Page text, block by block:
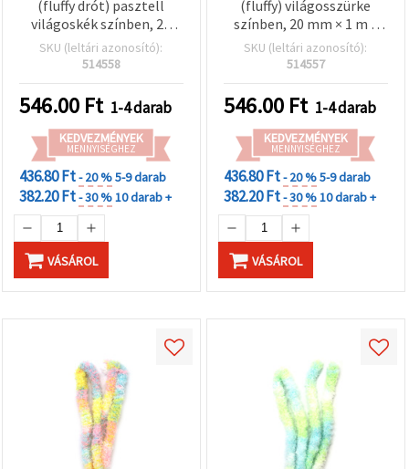
(fluffy drót) pasztell
világoskék színben, 20
mm × 1 m – dekorációhoz,
DIY hobbyhoz és kreatív
SKU (leltári azonosító):
514558
546.00 Ft 1-4 darab
KEDVEZMÉNYEK
MENNYISÉGHEZ
436.80 Ft- 20 %5-9 darab
382.20 Ft- 30 %10 darab +
VÁSÁROL
(fluffy) világosszürke
színben, 20 mm × 1 m –
tökéletes dekorációs és
kreatív hobby/DIY
SKU (leltári azonosító):
514557
546.00 Ft 1-4 darab
KEDVEZMÉNYEK
MENNYISÉGHEZ
436.80 Ft- 20 %5-9 darab
382.20 Ft- 30 %10 darab +
VÁSÁROL